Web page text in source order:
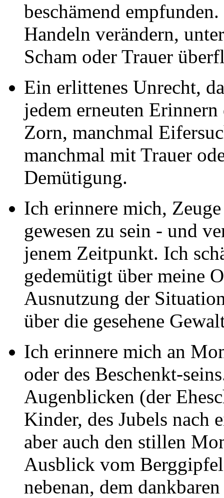
beschämend
Handeln verändern,
Scham oder Trauer
Ein erlittenes Unrecht,
jedem erneuten
Zorn, manchmal
manchmal mit Trauer
Demütigung.
Ich erinnere mich,
gewesen zu sein - und
jenem Zeitpunkt. Ich
gedemütigt über meine
Ausnutzung der
über die gesehene
Ich erinnere mich an
oder des Beschenkt-
Augenblicken (der
Kinder, des Jubels
aber auch den stillen
Ausblick vom
nebenan, dem